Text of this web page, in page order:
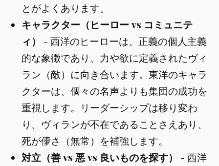
とがよくあります。
キャラクター（ヒーロー vs コミュニテ
ィ）
- 西洋のヒーローは、正義の個人主義
的な象徴であり、力や欲に定義されたヴィ
ラン（敵）に向き合います。東洋のキャラ
クターは、個々の名声よりも集団の成功を
重視します。リーダーシップは移り変わ
り、ヴィランが不在であることさえあり、
死が儚さ（無常）を補強します。
対立（善 vs 悪 vs 良いものを探す）
- 西洋